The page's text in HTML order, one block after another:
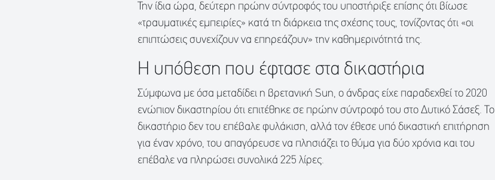
Την ίδια ώρα, δεύτερη πρώην σύντροφός του υποστήριξε επίσης ότι βίωσε
«τραυματικές εμπειρίες» κατά τη διάρκεια της σχέσης τους, τονίζοντας ότι «οι
επιπτώσεις συνεχίζουν να επηρεάζουν» την καθημερινότητά της.
Η υπόθεση που έφτασε στα δικαστήρια
Σύμφωνα με όσα μεταδίδει η βρετανική Sun, ο άνδρας είχε παραδεχθεί το 2020
ενώπιον δικαστηρίου ότι επιτέθηκε σε πρώην σύντροφό του στο Δυτικό Σάσεξ. Το
δικαστήριο δεν του επέβαλε φυλάκιση, αλλά τον έθεσε υπό δικαστική επιτήρηση
για έναν χρόνο, του απαγόρευσε να πλησιάζει το θύμα για δύο χρόνια και του
επέβαλε να πληρώσει συνολικά 225 λίρες.